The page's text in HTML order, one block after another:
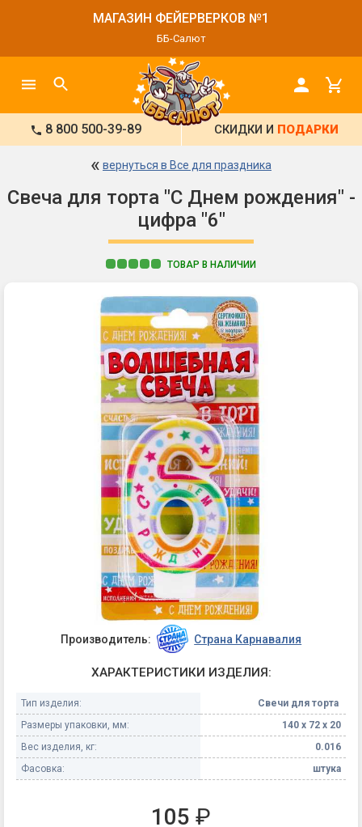
МАГАЗИН ФЕЙЕРВЕРКОВ №1
ББ-Салют
8 800 500-39-89 СКИДКИ И ПОДАРКИ
« вернуться в Все для праздника
Свеча для торта "С Днем рождения" -
цифра "6"
ТОВАР В НАЛИЧИИ
Производитель: Страна Карнавалия
ХАРАКТЕРИСТИКИ ИЗДЕЛИЯ:
Тип изделия:
Свечи для торта
Размеры упаковки, мм:
140 х 72 х 20
Вес изделия, кг:
0.016
Фасовка:
штука
105 ₽